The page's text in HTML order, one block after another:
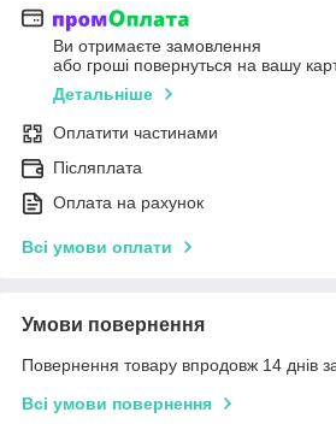
Ви отримаєте замовлення
або гроші повернуться на вашу
Детальніше
Оплатити частинами
Післяплата
Оплата на рахунок
Всі умови оплати
Умови повернення
Повернення товару впродовж 14 днів
Всі умови повернення